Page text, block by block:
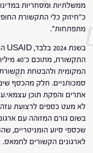
ממשלתיות ומסחריות
כ"חיזוק כלי התקשורת
מתפתחות".
המקומית ולהבטחת
סמכותניים. חלק מהכסף
לא מעט כספים לרצועת
בשום גורם המזוהה עם
שכספי סיוע הומניטריים,
לארגונים הקשורים לחמאס.